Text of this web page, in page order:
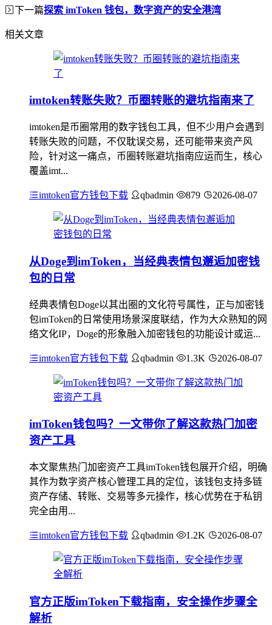
下一篇探索 imToken 钱包，数字资产的安全港湾
相关文章
imtoken转账失败？币圈转账的避坑指南来了
imtoken是币圈常用的数字钱包工具，但不少用户会遇到
转账失败的问题，不仅耽误交易，还可能带来资产风
险，针对这一痛点，币圈转账避坑指南应运而生，核心
覆盖imt...
imtoken官方钱包下载 qbadmin 879 2026-08-07
从Doge到imToken，当经典表情包邂逅加密钱
包的日常
经典表情包Doge以其出圈的文化符号属性，正与加密钱
包imToken的日常使用场景深度联结，作为大众熟知的网
络文化IP，Doge的形象融入加密钱包的功能设计或运...
imtoken官方钱包下载 qbadmin 1.3K 2026-08-07
imToken钱包吗？一文带你了解这款热门加密
资产工具
本文聚焦热门加密资产工具imToken钱包展开介绍，明确
其作为数字资产核心管理工具的定位，该钱包支持多链
资产存储、转账、交易等多元操作，核心优势在于私钥
完全由用...
imtoken官方钱包下载 qbadmin 1.2K 2026-08-07
官方正版imToken下载指南，安全操作步骤全
解析